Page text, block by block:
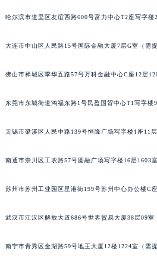
哈尔滨市道里区友谊西路600号富力中心T2座写字楼
大连市中山区人民路15号国际金融大厦7层G室（需提
佛山市禅城区季华五路57号万科金融中心C座12层
东莞市东城街道鸿福东路1号民盈国贸中心T1写字楼
无锡市梁溪区人民中路139号恒隆广场写字楼1座11
南通市崇川区工农路57号圆融广场写字楼16层1603
苏州市苏州工业园区星港街199号苏州中心办公楼C
武汉市江汉区解放大道686号世界贸易大厦38层09室
南宁市青秀区金湖路59号地王大厦12楼1224室（需提